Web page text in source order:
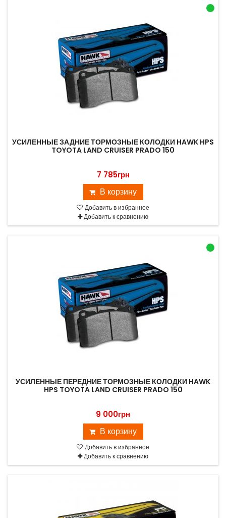
УСИЛЕННЫЕ ЗАДНИЕ ТОРМОЗНЫЕ КОЛОДКИ HAWK HPS
TOYOTA LAND CRUISER PRADO 150
7 785грн
В корзину
Добавить в избранное
Добавить к сравнению
УСИЛЕННЫЕ ПЕРЕДНИЕ ТОРМОЗНЫЕ КОЛОДКИ HAWK
HPS TOYOTA LAND CRUISER PRADO 150
9 000грн
В корзину
Добавить в избранное
Добавить к сравнению